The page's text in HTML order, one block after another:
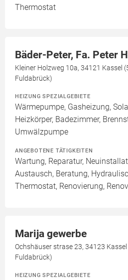
Thermostat
Bäder-Peter, Fa. Peter
Kleiner Holzweg 10a, 34121 Kassel
Fuldabrück)
HEIZUNG SPEZIALGEBIETE
Wärmepumpe, Gasheizung,
Heizkörper, Badezimmer,
Umwälzpumpe
ANGEBOTENE TÄTIGKEITEN
Wartung, Reparatur,
Austausch, Beratung,
Thermostat, Renovierung,
Marija gewerbe
Ochshäuser strase 23, 34123
Fuldabrück)
HEIZUNG SPEZIALGEBIETE